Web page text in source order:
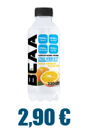
2,90 €